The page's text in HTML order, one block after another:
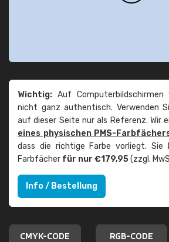
Wichtig: Auf Computerbildschirmen
nicht ganz authentisch. Verwenden
auf dieser Seite nur als Referenz. Wir
eines physischen PMS-
dass die richtige Farbe vorliegt. Sie
Farbfächer für nur €179,95(zzgl.
Info / Bestellung
CMYK-CODE RGB-CODE